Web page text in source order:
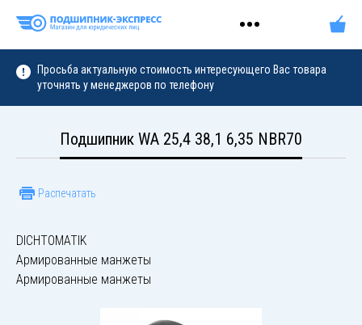
Просьба актуальную стоимость интересующего Вас товара
уточнять у менеджеров по телефону
Подшипник WA 25,4 38,1 6,35 NBR70
Распечатать
DICHTOMATIK
Армированные манжеты
Армированные манжеты